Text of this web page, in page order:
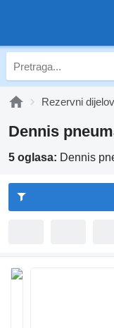
Rezervni
Dennis
5 oglasa: Dennis